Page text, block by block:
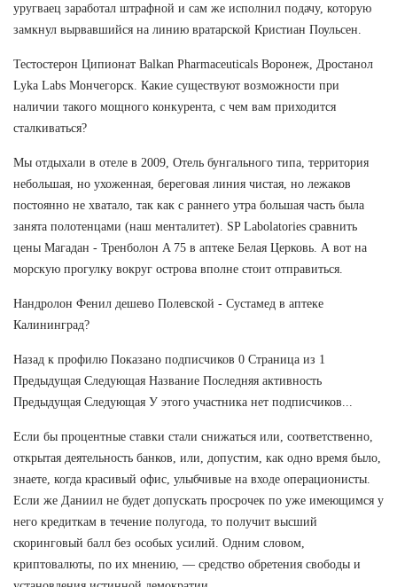
уругваец заработал штрафной и сам же исполнил подачу, которую
замкнул вырвавшийся на линию вратарской Кристиан Поульсен.
Тестостерон Ципионат Balkan Pharmaceuticals Воронеж, Дростанол
Lyka Labs Мончегорск. Какие существуют возможности при
наличии такого мощного конкурента, с чем вам приходится
сталкиваться?
Мы отдыхали в отеле в 2009, Отель бунгального типа, территория
небольшая, но ухоженная, береговая линия чистая, но лежаков
постоянно не хватало, так как с раннего утра большая часть была
занята полотенцами (наш менталитет). SP Labolatories сравнить
цены Магадан - Тренболон A 75 в аптеке Белая Церковь. А вот на
морскую прогулку вокруг острова вполне стоит отправиться.
Нандролон Фенил дешево Полевской - Сустамед в аптеке
Калининград?
Назад к профилю Показано подписчиков 0 Страница из 1
Предыдущая Следующая Название Последняя активность
Предыдущая Следующая У этого участника нет подписчиков...
Если бы процентные ставки стали снижаться или, соответственно,
открытая деятельность банков, или, допустим, как одно время было,
знаете, когда красивый офис, улыбчивые на входе операционисты.
Если же Даниил не будет допускать просрочек по уже имеющимся у
него кредиткам в течение полугода, то получит высший
скоринговый балл без особых усилий. Одним словом,
криптовалюты, по их мнению, — средство обретения свободы и